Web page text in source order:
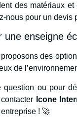
des matériaux et
nous pour un
une enseigne
des
de
question ou pour
Icone
! 🚀